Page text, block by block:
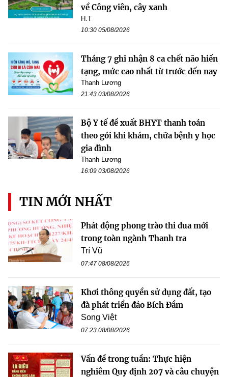
về Công viên, cây xanh
H.T
10:30 05/08/2026
Tháng 7 ghi nhận 8 ca chết não hiến
tạng, mức cao nhất từ trước đến nay
Thanh Lương
21:43 03/08/2026
Bộ Y tế đề xuất BHYT thanh toán
theo gói khi khám, chữa bệnh y học
gia đình
Thanh Lương
16:09 03/08/2026
TIN MỚI NHẤT
Phát động phong trào thi đua mới
trong toàn ngành Thanh tra
Trí Vũ
07:47 08/08/2026
Khơi thông quyền sử dụng đất, tạo
đà phát triển đảo Bích Đầm
Song Việt
07:23 08/08/2026
Vấn đề trong tuần: Thực hiện
nghiêm Quy định 207 và câu chuyện